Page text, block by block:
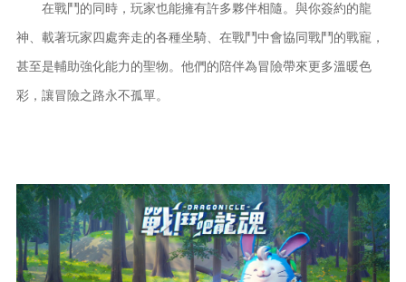
在戰鬥的同時，玩家也能擁有許多夥伴相隨。與你簽約的龍
神、載著玩家四處奔走的各種坐騎、在戰鬥中會協同戰鬥的戰寵，
甚至是輔助強化能力的聖物。他們的陪伴為冒險帶來更多溫暖色
彩，讓冒險之路永不孤單。